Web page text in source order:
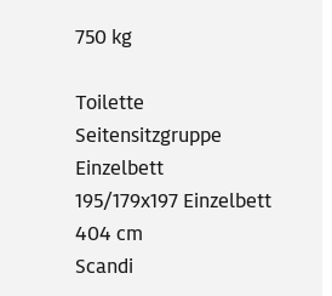
750 kg
Toilette
Seitensitzgruppe
Einzelbett
195/179x197 Einzelbett
404 cm
Scandi